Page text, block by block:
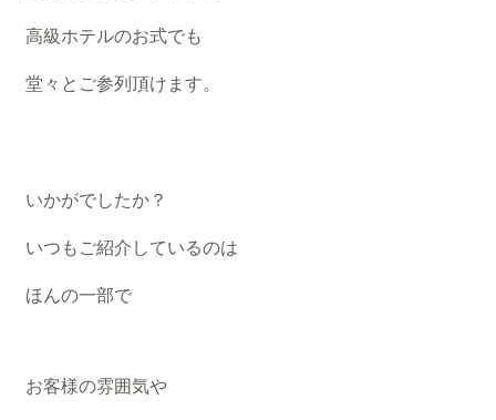
高級ホテルのお式でも
堂々とご参列頂けます。
いかがでしたか？
いつもご紹介しているのは
ほんの一部で
お客様の雰囲気や